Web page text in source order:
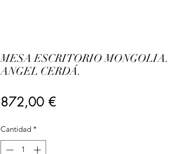
MESA ESCRITORIO MONGOLIA.
ANGEL CERDÁ.
872,00 €Precio
Cantidad *